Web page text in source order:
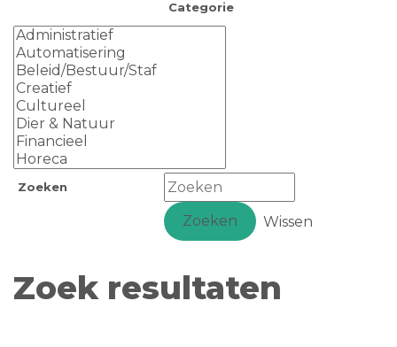
Categorie
Zoeken
Zoeken Wissen
Zoek resultaten